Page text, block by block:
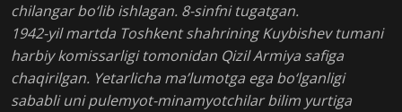
chilangar bo‘lib ishlagan. 8-sinfni tugatgan.
1942-yil martda Toshkent shahrining Kuybishev tumani
harbiy komissarligi tomonidan Qizil Armiya safiga
chaqirilgan. Yetarlicha ma’lumotga ega bo‘lganligi
sababli uni pulemyot-minamyotchilar bilim yurtiga